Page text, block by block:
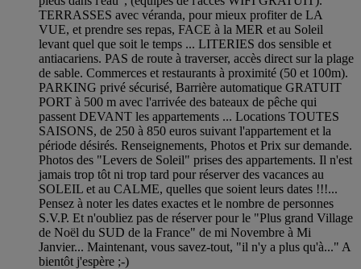
TERRASSES avec véranda, pour mieux profiter de LA
VUE, et prendre ses repas, FACE à la MER et au Soleil
levant quel que soit le temps ... LITERIES dos sensible et
antiacariens. PAS de route à traverser, accès direct sur la plage
de sable. Commerces et restaurants à proximité (50 et 100m).
PARKING privé sécurisé, Barrière automatique GRATUIT
PORT à 500 m avec l'arrivée des bateaux de pêche qui
passent DEVANT les appartements ... Locations TOUTES
SAISONS, de 250 à 850 euros suivant l'appartement et la
période désirés. Renseignements, Photos et Prix sur demande.
Photos des "Levers de Soleil" prises des appartements. Il n'est
jamais trop tôt ni trop tard pour réserver des vacances au
SOLEIL et au CALME, quelles que soient leurs dates !!!...
Pensez à noter les dates exactes et le nombre de personnes
S.V.P. Et n'oubliez pas de réserver pour le "Plus grand Village
de Noël du SUD de la France" de mi Novembre à Mi
Janvier... Maintenant, vous savez-tout, "il n'y a plus qu'à..." A
bientôt j'espère ;-)